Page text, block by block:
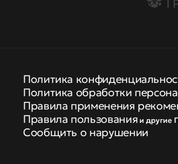
Политика
Политика обработки
Правила применения
Правила пользования и другие
Сообщить о нарушении